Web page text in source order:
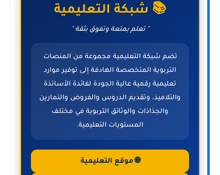
📚 شبكة التعليمية
" تعلم بمتعة وتفوق بثقة "
تضم شبكة التعليمية مجموعة من المنصات
التربوية المتخصصة الهادفة إلى توفير موارد
تعليمية رقمية عالية الجودة لفائدة الأساتذة
والتلاميذ، وتقديم الدروس والفروض والتمارين
والجذاذات والوثائق التربوية في مختلف
المستويات التعليمية.
🌐 موقع التعليمية